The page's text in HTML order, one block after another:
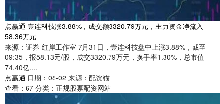
点赢通 壹连科技涨3.88%，成交额3320.79万元，主力资金净流入
58.36万元
来源：证券-红岸工作室 7月31日，壹连科技盘中上涨3.88%，截至
09:35，报58.13元/股，成交3320.79万元，换手率1.30%，总市值
74.40亿....
点赢通 日期：08-02 来源：配资猫
查看： 67 分类： 正规股票配资网站